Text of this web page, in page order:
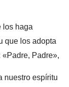
los haga
que los adopta
Padre»,
nuestro espíritu